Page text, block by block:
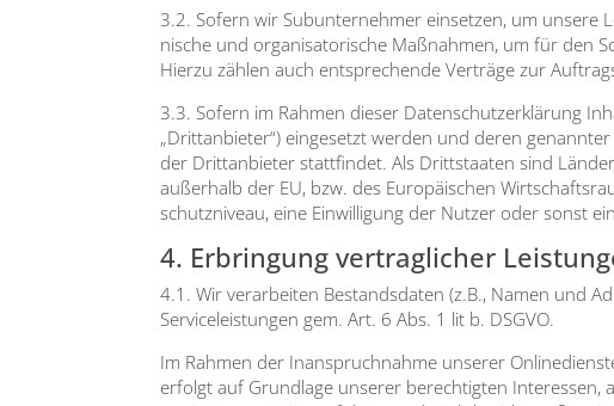
3.2. Sofern wir Sub­un­ter­neh­mer ein­set­zen, um unse­re
ni­sche und orga­ni­sa­to­ri­sche Maß­nah­men, um für den
Hier­zu zäh­len auch ent­spre­chen­de Ver­trä­ge zur
3.3. Sofern im Rah­men die­ser Daten­schutz­er­klä­rung
„Dritt­an­bie­ter“) ein­ge­setzt wer­den und deren
der Dritt­an­bie­ter statt­fin­det. Als Dritt­staa­ten sind
außer­halb der EU, bzw. des Euro­päi­schen
schutz­ni­veau, eine Ein­wil­li­gung der Nut­zer oder sonst
4. Erbringung vertraglicher
4.1. Wir ver­ar­bei­ten Bestands­da­ten (z.B., Namen und
Ser­vice­leis­tun­gen gem. Art. 6 Abs. 1 lit b. DSGVO.
Im Rah­men der Inan­spruch­nah­me unse­rer
erfolgt auf Grund­la­ge unse­rer berech­tig­ten